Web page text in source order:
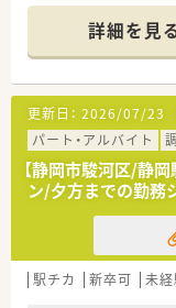
■静岡市内に
■薬剤師、常時
■主婦層も多く
詳細を見
更新日： 2026/07/23
パート・アルバイト
【静岡市駿河区/静
ン/夕方までの勤務
駅チカ 新卒可 未